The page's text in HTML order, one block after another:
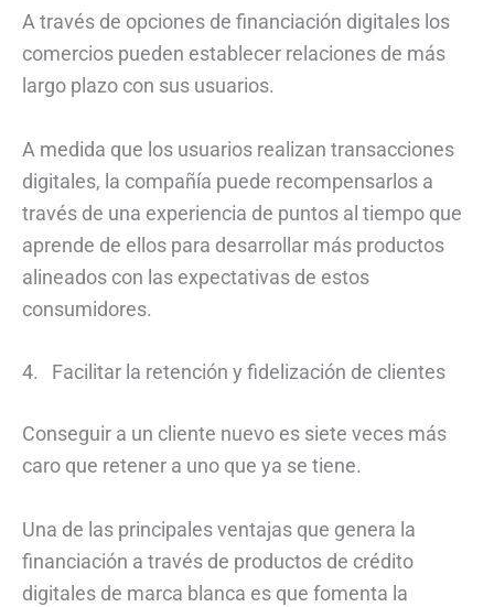
A través de opciones de financiación digitales los
comercios pueden establecer relaciones de más
largo plazo con sus usuarios.
A medida que los usuarios realizan transacciones
digitales, la compañía puede recompensarlos a
través de una experiencia de puntos al tiempo que
aprende de ellos para desarrollar más productos
alineados con las expectativas de estos
consumidores.
4. Facilitar la retención y fidelización de clientes
Conseguir a un cliente nuevo es siete veces más
caro que retener a uno que ya se tiene.
Una de las principales ventajas que genera la
financiación a través de productos de crédito
digitales de marca blanca es que fomenta la